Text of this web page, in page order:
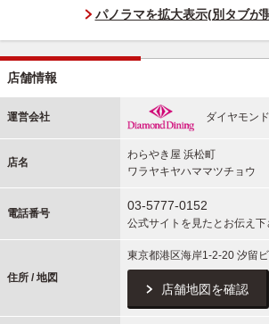
パノラマを拡大表示(別タブが
店舗情報
運営会社 ダイヤモン
店名
わらやき屋 浜松町
ワラヤキヤハママツチョウ
電話番号
03-5777-0152
公式サイトを見たとお伝え下
住所 / 地図
東京都港区海岸1-2-20 汐留
店舗地図を確認